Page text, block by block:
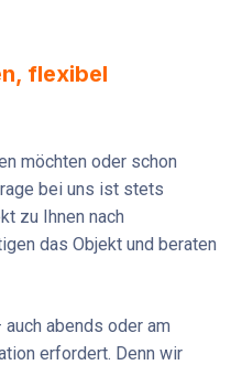
flexibel
möchten oder schon
bei uns ist stets
zu Ihnen nach
das Objekt und beraten
abends oder am
erfordert. Denn wir